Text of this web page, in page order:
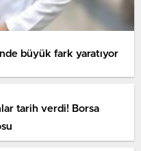
büyük fark yaratıyor
tarih verdi! Borsa